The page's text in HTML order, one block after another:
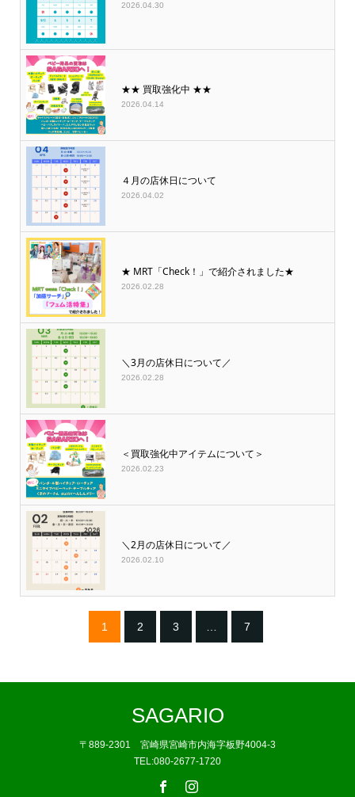
2026.04.30
★★ 買取強化中 ★★
2026.04.14
４月の店休日について
2026.04.02
★ MRT「Check！」で紹介されました★
2026.02.28
＼3月の店休日について／
2026.02.28
＜買取強化中アイテムについて＞
2026.02.23
＼2月の店休日について／
2026.02.10
1 2 3 7
SAGARIO
〒889-2301 宮崎県宮崎市内海字板野4004-3
TEL:080-2677-1720